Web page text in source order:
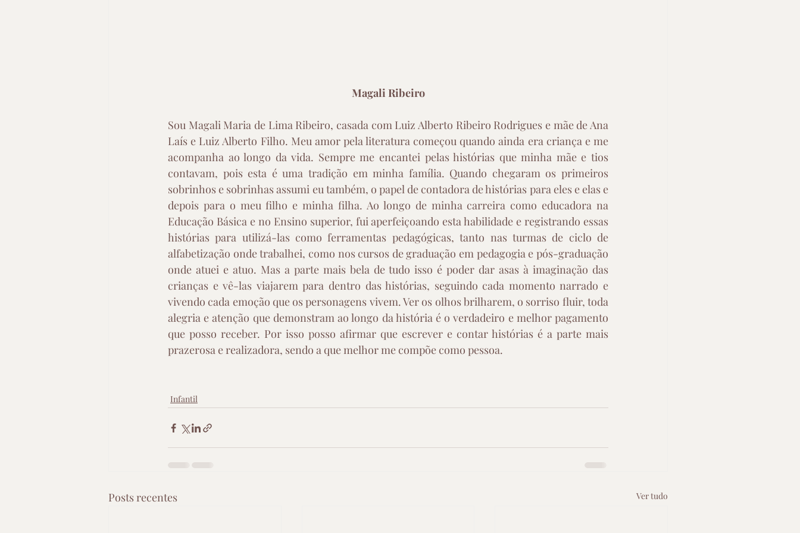
Magali Ribeiro
Sou Magali Maria de Lima Ribeiro, casada com Luiz Alberto Ribeiro Rodrigues e mãe de Ana
Laís e Luiz Alberto Filho. Meu amor pela literatura começou quando ainda era criança e me
acompanha ao longo da vida. Sempre me encantei pelas histórias que minha mãe e tios
contavam, pois esta é uma tradição em minha família. Quando chegaram os primeiros
sobrinhos e sobrinhas assumi eu também, o papel de contadora de histórias para eles e elas e
depois para o meu filho e minha filha. Ao longo de minha carreira como educadora na
Educação Básica e no Ensino superior, fui aperfeiçoando esta habilidade e registrando essas
histórias para utilizá-las como ferramentas pedagógicas, tanto nas turmas de ciclo de
alfabetização onde trabalhei, como nos cursos de graduação em pedagogia e pós-graduação
onde atuei e atuo. Mas a parte mais bela de tudo isso é poder dar asas à imaginação das
crianças e vê-las viajarem para dentro das histórias, seguindo cada momento narrado e
vivendo cada emoção que os personagens vivem. Ver os olhos brilharem, o sorriso fluir, toda
alegria e atenção que demonstram ao longo da história é o verdadeiro e melhor pagamento
que posso receber. Por isso posso afirmar que escrever e contar histórias é a parte mais
prazerosa e realizadora, sendo a que melhor me compõe como pessoa.
Infantil
Posts recentes Ver tudo